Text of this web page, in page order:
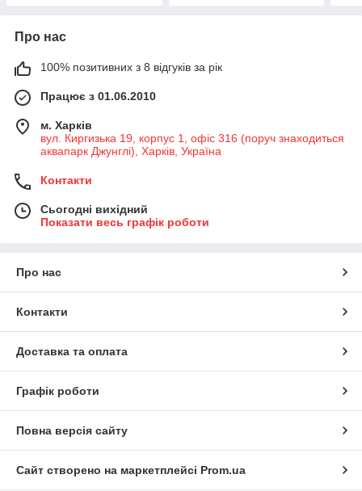
Про нас
100% позитивних з 8 відгуків за рік
Працює з 01.06.2010
м. Харків
вул. Киргизька 19, корпус 1, офіс 316 (поруч знаходиться
аквапарк Джунглі), Харків, Україна
Контакти
Сьогодні вихідний
Показати весь графік роботи
Про нас
Контакти
Доставка та оплата
Графік роботи
Повна версія сайту
Сайт створено на маркетплейсі Prom.ua